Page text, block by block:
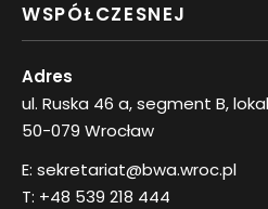
WSPÓŁCZESNEJ
Adres
ul. Ruska 46 a, segment B,
50-079 Wrocław
E: sekretariat@bwa.wroc.pl
T: +48 539 218 444